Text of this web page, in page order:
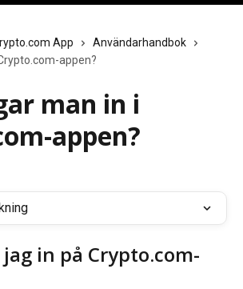
App
Användarhandbok
appen?
man in i
appen?
in på Crypto.com-